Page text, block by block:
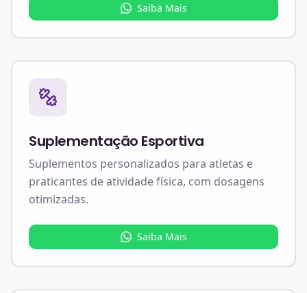
Saiba Mais
Suplementação Esportiva
Suplementos personalizados para atletas e
praticantes de atividade física, com dosagens
otimizadas.
Saiba Mais